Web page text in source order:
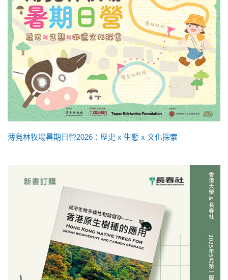
薄鳧林牧場暑期日營2026：歷史 x 生態 x 文化探索